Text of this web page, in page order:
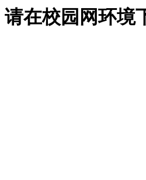
请在校园网环境